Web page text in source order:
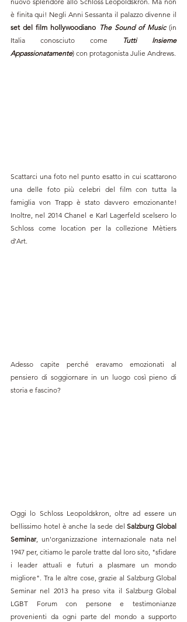
set del film hollywoodiano The Sound of Music (in
Italia conosciuto come
Tutti Insieme
Appassionatamente) con protagonista Julie Andrews.
Scattarci una foto nel punto esatto in cui scattarono
una delle foto più celebri del film con tutta la
famiglia von Trapp è stato davvero emozionante!
Inoltre, nel 2014 Chanel e Karl Lagerfeld scelsero lo
Schloss come location per la collezione Mètiers
d'Art.
Adesso capite perché eravamo emozionati al
pensiero di soggiornare in un luogo così pieno di
storia e fascino?
Oggi lo Schloss Leopoldskron, oltre ad essere un
bellissimo hotel è anche la sede del Salzburg Global
Seminar, un'organizzazione internazionale nata nel
1947 per, citiamo le parole tratte dal loro sito, "sfidare
i leader attuali e futuri a plasmare un mondo
migliore". Tra le altre cose, grazie al Salzburg Global
Seminar nel 2013 ha preso vita il Salzburg Global
LGBT Forum con persone e testimonianze
provenienti da ogni parte del mondo a supporto